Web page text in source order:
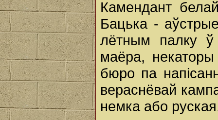
Камендант
Бацька -
лётным палку ў
маёра,
бюро па
вераснёвай
немка або